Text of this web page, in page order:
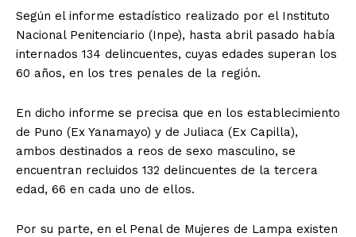
Según el informe estadístico realizado por el Instituto
Nacional Penitenciario (Inpe), hasta abril pasado había
internados 134 delincuentes, cuyas edades superan los
60 años, en los tres penales de la región.
En dicho informe se precisa que en los establecimiento
de Puno (Ex Yanamayo) y de Juliaca (Ex Capilla),
ambos destinados a reos de sexo masculino, se
encuentran recluidos 132 delincuentes de la tercera
edad, 66 en cada uno de ellos.
Por su parte, en el Penal de Mujeres de Lampa existen